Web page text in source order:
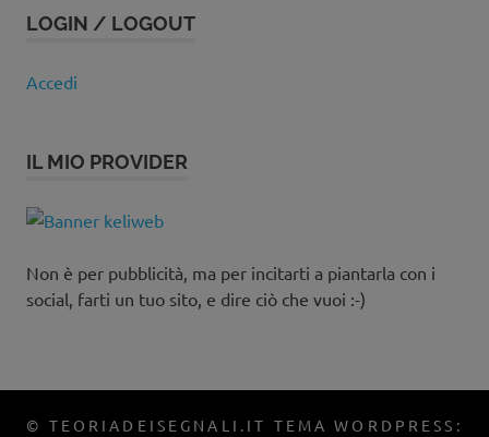
LOGIN / LOGOUT
Accedi
IL MIO PROVIDER
Non è per pubblicità, ma per incitarti a piantarla con i
social, farti un tuo sito, e dire ciò che vuoi :-)
© TEORIADEISEGNALI.IT TEMA WORDPRESS: